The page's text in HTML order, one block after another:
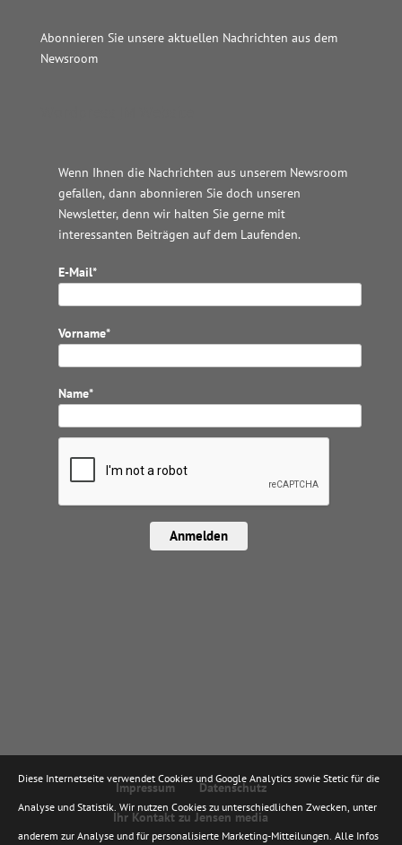
Abonnieren Sie unsere aktuellen Nachrichten aus dem
Newsroom
Wenn Ihnen die Nachrichten aus unserem Newsroom
gefallen, dann abonnieren Sie doch unseren
Newsletter, denn wir halten Sie gerne mit
interessanten Beiträgen auf dem Laufenden.
E-Mail*
Vorname*
Name*
Anmelden
Impressum
Datenschutz
Ihr Kontakt zu Jensen media
Diese Internetseite verwendet Cookies und Google Analytics sowie Stetic für die
Analyse und Statistik. Wir nutzen Cookies zu unterschiedlichen Zwecken, unter
anderem zur Analyse und für personalisierte Marketing-Mitteilungen. Alle Infos